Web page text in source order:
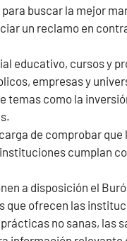
buscar la mejor
un reclamo en
educativo, cursos y
empresas y
temas como la
de comprobar
cumplan
a disposición el
que ofrecen las
no sanas, las